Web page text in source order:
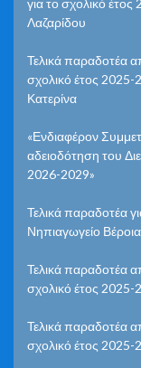
για το σχολικό
Λαζαρίδου
Τελικά παραδοτέα
σχολικό έτος
Κατερίνα
«Ενδιαφέρον
αδειοδότηση του
2026-2029»
Τελικά παραδοτέα
Νηπιαγωγείο
Τελικά παραδοτέα
σχολικό έτος
Τελικά παραδοτέα
σχολικό έτος